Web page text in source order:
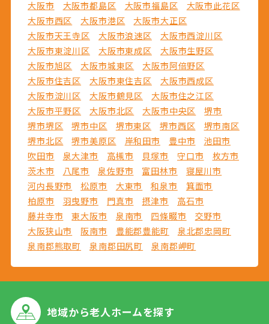
大阪市 大阪市都島区 大阪市福島区
大阪市此花区
大阪市西区
大阪市港区
大阪市大正区
大阪市天王寺区
大阪市浪速区
大阪市西淀川区
大阪市東淀川区
大阪市東成区
大阪市生野区
大阪市旭区
大阪市城東区
大阪市阿倍野区
大阪市住吉区
大阪市東住吉区
大阪市西成区
大阪市淀川区
大阪市鶴見区
大阪市住之江区
大阪市平野区
大阪市北区 大阪市中央区
堺市
堺市堺区
堺市中区 堺市東区 堺市西区
堺市南区
堺市北区
堺市美原区 岸和田市 豊中市
池田市
吹田市
泉大津市 高槻市 貝塚市 守口市
枚方市
茨木市
八尾市 泉佐野市 富田林市
寝屋川市
河内長野市
松原市 大東市 和泉市
箕面市
柏原市
羽曳野市 門真市 摂津市
高石市
藤井寺市
東大阪市 泉南市 四條畷市
交野市
大阪狭山市
阪南市 豊能郡豊能町
泉北郡忠岡町
泉南郡熊取町
泉南郡田尻町 泉南郡岬町
地域から老人ホームを探す